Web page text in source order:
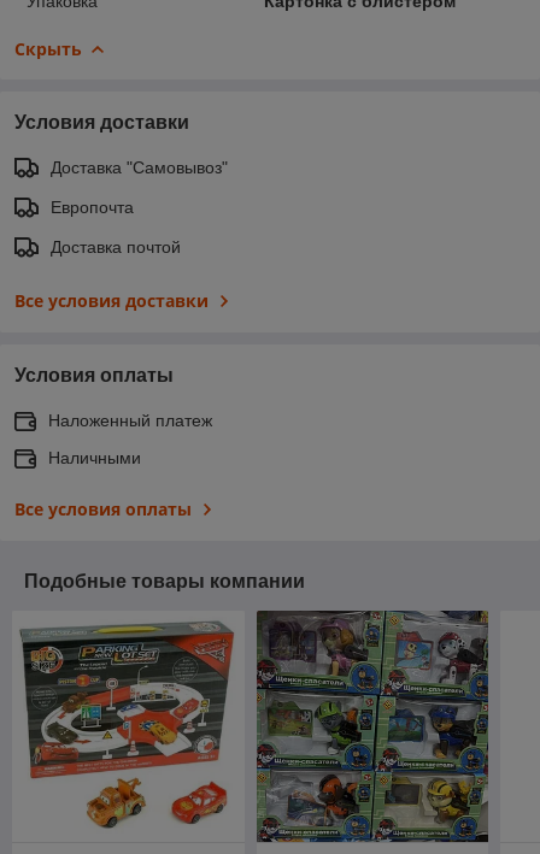
Скрыть
Условия доставки
Доставка "Самовывоз"
Европочта
Доставка почтой
Все условия доставки
Условия оплаты
Наложенный платеж
Наличными
Все условия оплаты
Подобные товары компании